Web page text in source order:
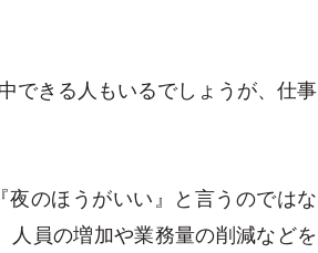
できる人もいるでしょうが、仕事
のほうがいい』と言うのではな
人員の増加や業務量の削減などを